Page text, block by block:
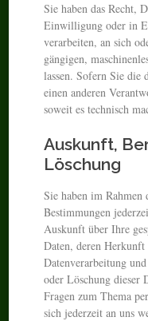
Sie haben das Recht,
Einwilligung oder in
verarbeiten, an sich
gängigen,
lassen. Sofern Sie die
einen anderen
soweit es technisch
Auskunft,
Löschung
Sie haben im Rahmen
Bestimmungen
Auskunft über Ihre
Daten, deren
Datenverarbeitung
oder Löschung dieser
Fragen zum Thema
sich jederzeit an uns